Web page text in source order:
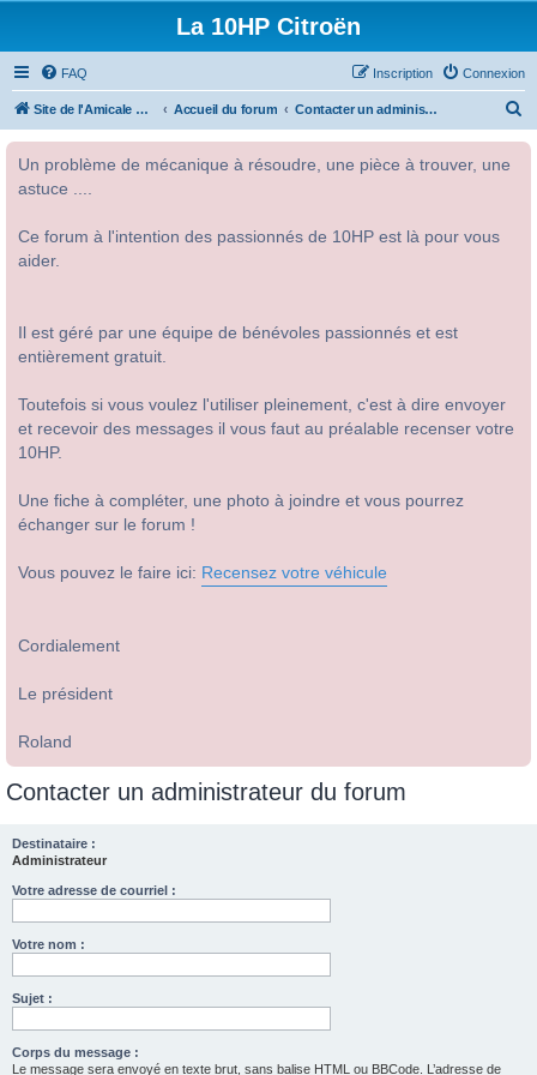
La 10HP Citroën
FAQ Connexion
Inscription
Site de l'Amicale Citroën 10HP Accueil du forum Contacter un administrateur du forum
Un problème de mécanique à résoudre, une pièce à trouver, une
astuce ....
Ce forum à l'intention des passionnés de 10HP est là pour vous
aider.
Il est géré par une équipe de bénévoles passionnés et est
entièrement gratuit.
Toutefois si vous voulez l'utiliser pleinement, c'est à dire envoyer
et recevoir des messages il vous faut au préalable recenser votre
10HP.
Une fiche à compléter, une photo à joindre et vous pourrez
échanger sur le forum !
Vous pouvez le faire ici: Recensez votre véhicule
Cordialement
Le président
Roland
Contacter un administrateur du forum
Destinataire :
Administrateur
Votre adresse de courriel :
Votre nom :
Sujet :
Corps du message :
Le message sera envoyé en texte brut, sans balise HTML ou BBCode. L’adresse de